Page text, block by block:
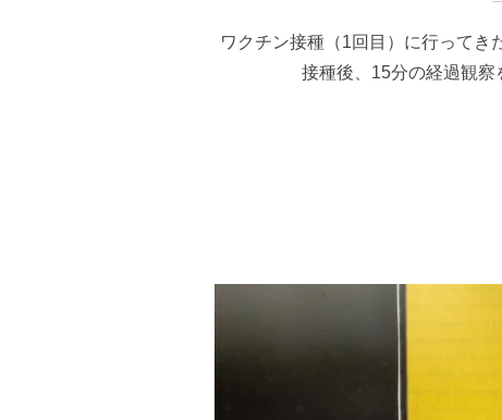
ワクチン接種（1回目）に行ってき
接種後、15分の経過観